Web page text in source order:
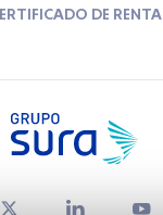
DE RENTA